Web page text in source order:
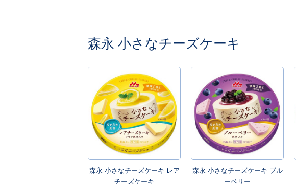
森永 小さなチーズケーキ
森永 小さなチーズケーキ レア
チーズケーキ
森永 小さなチーズケーキ ブル
ーベリー